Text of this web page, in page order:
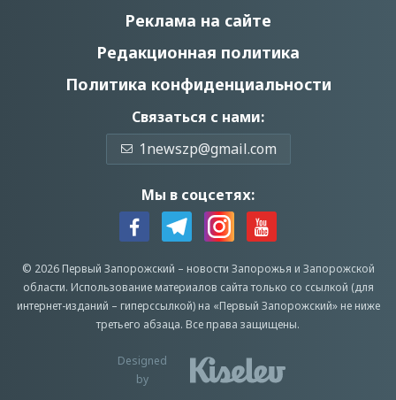
Реклама на сайте
Редакционная политика
Политика конфиденциальности
Связаться с нами:
1newszp@gmail.com
Мы в соцсетях:
© 2026 Первый Запорожский – новости Запорожья и Запорожской
области. Использование материалов сайта только со ссылкой (для
интернет-изданий – гиперссылкой) на «Первый Запорожский» не ниже
третьего абзаца. Все права защищены.
Designed
by